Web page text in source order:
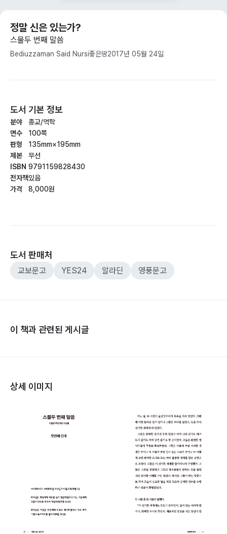
정말 신은 있는가?
스물두 번째 말씀
Bediuzzaman Said Nursi좋은땅2017년 05월 24일
도서 기본 정보
분야
면수
판형
제본
ISBN
전자책
가격
종교/역학
100쪽
135mm×195mm
무선
9791159828430
있음
8,000원
도서 판매처
교보문고 YES24 알라딘 영풍문고
이 책과 관련된 게시글
상세 이미지